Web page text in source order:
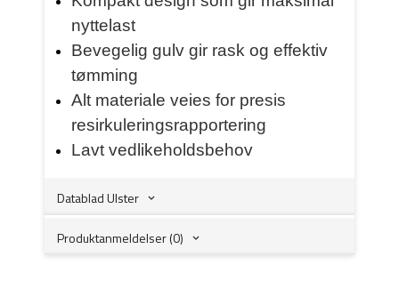
nyttelast
Bevegelig gulv gir rask og effektiv
tømming
Alt materiale veies for presis
resirkuleringsrapportering
Lavt vedlikeholdsbehov
Datablad Ulster
Produktanmeldelser (0)